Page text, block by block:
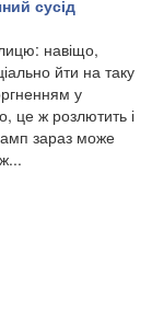
сусід
навіщо,
йти на таку
у
це ж розлютить і
зараз може